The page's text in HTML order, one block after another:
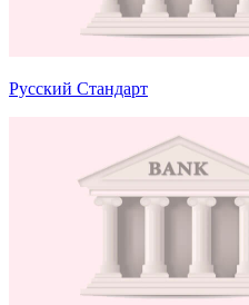
Русский Стандарт